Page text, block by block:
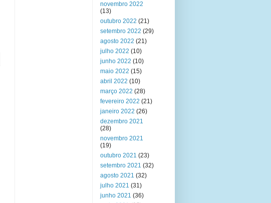
novembro 2022
(13)
outubro 2022 (21)
setembro 2022 (29)
agosto 2022 (21)
julho 2022 (10)
junho 2022 (10)
maio 2022 (15)
abril 2022 (10)
março 2022 (28)
fevereiro 2022 (21)
janeiro 2022 (26)
dezembro 2021
(28)
novembro 2021
(19)
outubro 2021 (23)
setembro 2021 (32)
agosto 2021 (32)
julho 2021 (31)
junho 2021 (36)